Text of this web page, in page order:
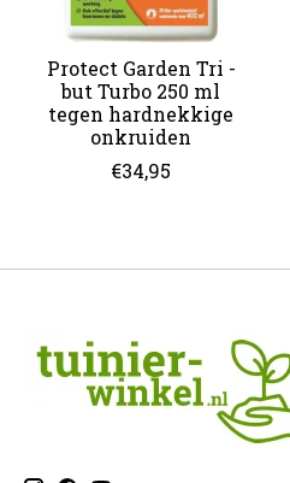
Protect Garden Tri -
but Turbo 250 ml
tegen hardnekkige
onkruiden
€34,95